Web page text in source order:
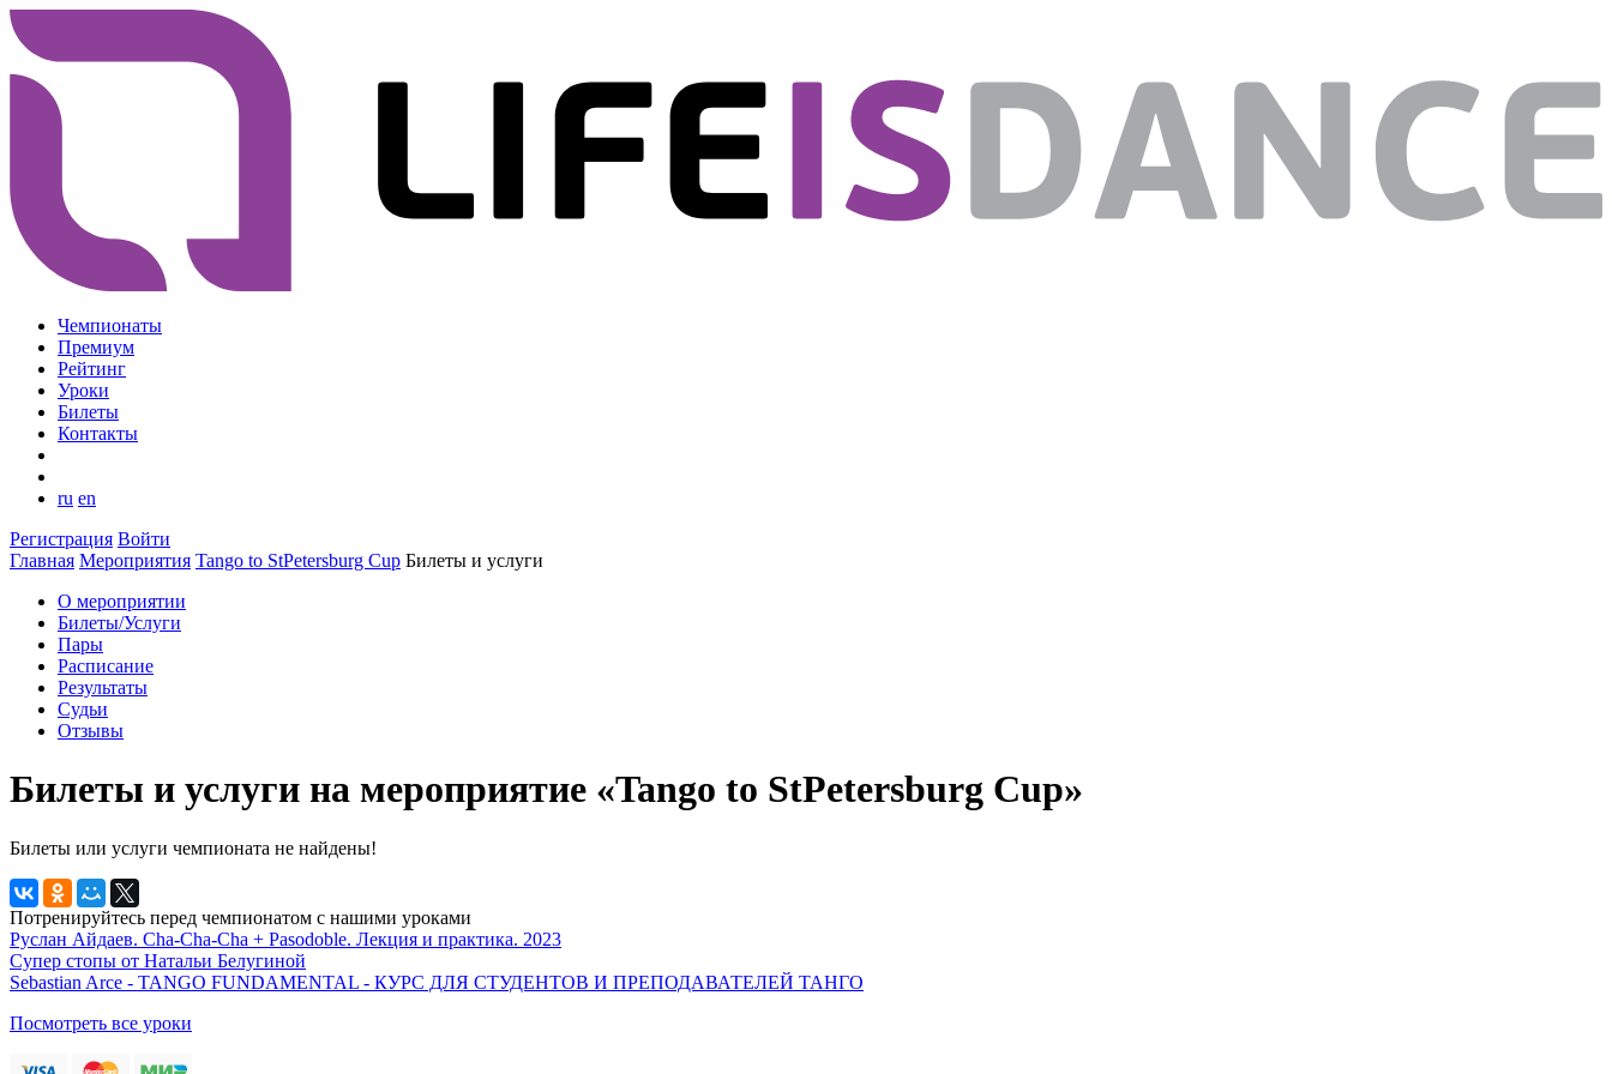
Чемпионаты
Премиум
Рейтинг
Уроки
Билеты
Контакты
ru en
Регистрация Войти
Главная Мероприятия Tango to StPetersburg Cup Билеты и услуги
О мероприятии
Билеты/Услуги
Пары
Расписание
Результаты
Судьи
Отзывы
Билеты и услуги на мероприятие «Tango to StPetersburg Cup»
Билеты или услуги чемпионата не найдены!
Потренируйтесь перед чемпионатом с нашими уроками
Руслан Айдаев. Cha-Cha-Cha + Pasodoble. Лекция и практика. 2023
Супер стопы от Натальи Белугиной
Sebastian Arce - TANGO FUNDAMENTAL - КУРС ДЛЯ СТУДЕНТОВ И ПРЕПОДАВАТЕЛЕЙ ТАНГО
Посмотреть все уроки